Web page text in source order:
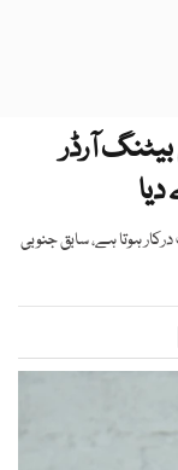
آرڈر
ریٹ درکار ہوتا ہے، سابق جنوبی